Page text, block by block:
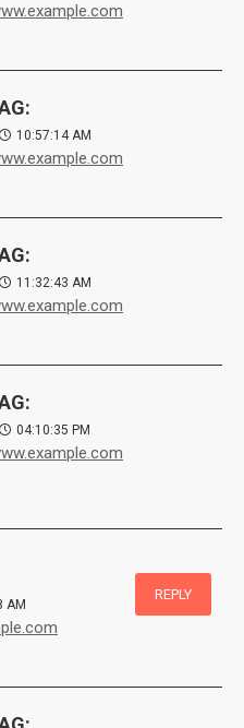
10:57:14 AM
11:32:43 AM
04:10:35 PM
AM
REPLY